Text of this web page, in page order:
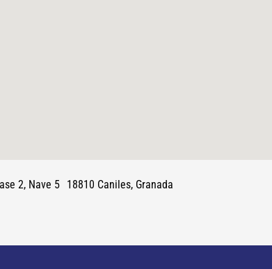
2, Nave 5 18810 Caniles, Granada